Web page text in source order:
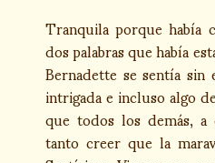
Tranquila porque había
dos palabras que había
Bernadette se sentía
intrigada e incluso algo
que todos los demás,
tanto creer que la